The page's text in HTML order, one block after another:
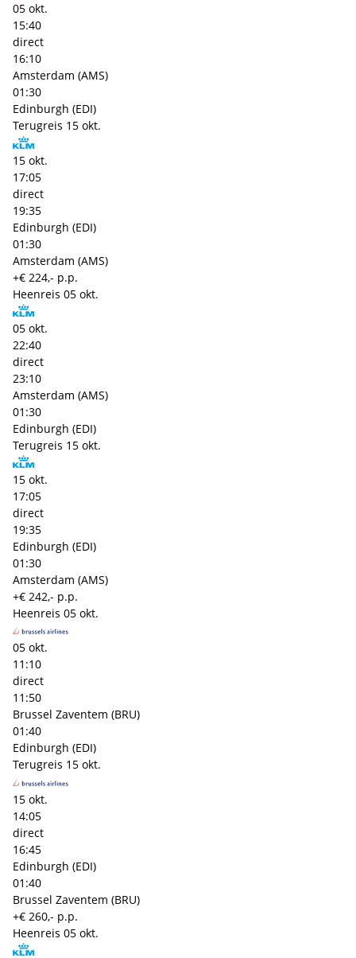
05 okt.
15:40
direct
16:10
Amsterdam (AMS)
01:30
Edinburgh (EDI)
Terugreis 15 okt.
15 okt.
17:05
direct
19:35
Edinburgh (EDI)
01:30
Amsterdam (AMS)
+€ 224,- p.p.
Heenreis 05 okt.
05 okt.
22:40
direct
23:10
Amsterdam (AMS)
01:30
Edinburgh (EDI)
Terugreis 15 okt.
15 okt.
17:05
direct
19:35
Edinburgh (EDI)
01:30
Amsterdam (AMS)
+€ 242,- p.p.
Heenreis 05 okt.
05 okt.
11:10
direct
11:50
Brussel Zaventem (BRU)
01:40
Edinburgh (EDI)
Terugreis 15 okt.
15 okt.
14:05
direct
16:45
Edinburgh (EDI)
01:40
Brussel Zaventem (BRU)
+€ 260,- p.p.
Heenreis 05 okt.